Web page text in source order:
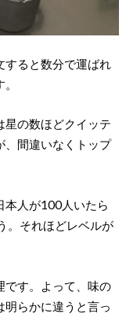
すると数分で運ばれ
星の数ほどクイッテ
、間違いなくトップ
本人が100人いたら
。それほどレベルが
です。よって、味の
らかに違うと言っ